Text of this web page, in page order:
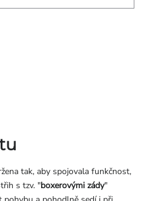
tak, aby spojovala funkčnost,
s tzv. "boxerovými zády"